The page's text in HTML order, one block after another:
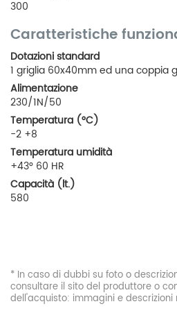
300
Caratteristiche
Dotazioni standard
1 griglia 60x40mm ed una coppia
Alimentazione
230/1N/50
Temperatura (°C)
-2 +8
Temperatura umidità
+43° 60 HR
Capacità (lt.)
580
* In caso di dubbi su foto o
consultare il sito del produttore o
dell'acquisto: immagini e